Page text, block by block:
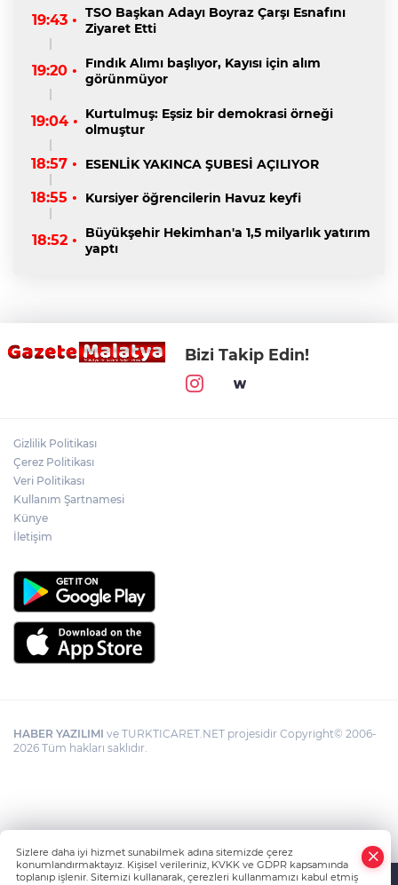
19:43 • TSO Başkan Adayı Boyraz Çarşı Esnafını
Ziyaret Etti
19:20 •
Fındık Alımı başlıyor, Kayısı için alım
görünmüyor
19:04 • Kurtulmuş: Eşsiz bir demokrasi örneği
olmuştur
18:57 • ESENLİK YAKINCA ŞUBESİ AÇILIYOR
18:55 • Kursiyer öğrencilerin Havuz keyfi
18:52 •
Büyükşehir Hekimhan'a 1,5 milyarlık yatırım
yaptı
Bizi Takip Edin!
Gizlilik Politikası
Çerez Politikası
Veri Politikası
Kullanım Şartnamesi
Künye
İletişim
HABER YAZILIMI ve TURKTICARET.NET projesidir Copyright© 2006-
2026 Tüm hakları saklıdır.
Sizlere daha iyi hizmet sunabilmek adına sitemizde çerez
konumlandırmaktayız. Kişisel verileriniz, KVKK ve GDPR kapsamında
toplanıp işlenir. Sitemizi kullanarak, çerezleri kullanmamızı kabul etmiş